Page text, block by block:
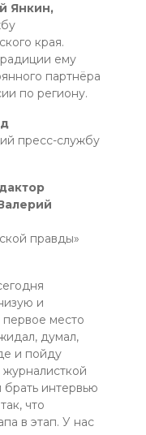
Янкин,
края.
ему
партнёра
по региону.
пресс-службу
правды»
и
первое место
думал,
и пойду
брать интервью
что
в этап. У нас